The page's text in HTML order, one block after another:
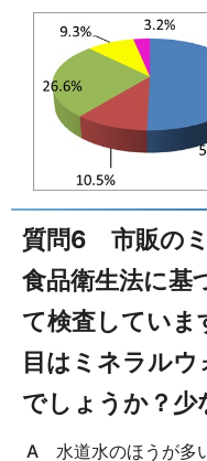
質問6 市販のミ
食品衛生法に基
て検査していま
目はミネラル
でしょうか？少
A 水道水のほうが多